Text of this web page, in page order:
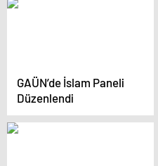
vuruldu
GAÜN’de İslam Paneli
Düzenlendi